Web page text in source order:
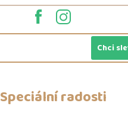
Chci
Speciální radosti